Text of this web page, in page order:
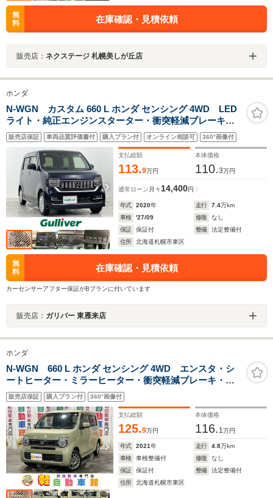
無
料
在庫確認・見積依頼
販売店： ネクステージ 札幌美しが丘店
ホンダ
N-WGN カスタム 660 L ホンダ センシング 4WD LED
ライト・純正エンジンスターター・衝突軽減ブレーキ・
レーンキーピングアシストシステム・前後誤発進抑制・
純正エンジンスターター・スペアキーx2・レーダークル
ーズコントロール・社外14インチAW
販売店保証 車両品質評価書付 購入プラン付 オンライン相談可 360°画像付
支払総額
113.9万円
本体価格
110.3万円
通常ローン 月々14,400円
年式 2020年 走行 7.4万km
車検
'27/09 修復
なし
保証
保証付 整備
法定整備付
住所
北海道札幌市東区
無
料
在庫確認・見積依頼
カーセンサーアフター保証がBプランに付いています
販売店： ガリバー 東雁来店
ホンダ
N-WGN 660 L ホンダ センシング 4WD エンスタ・シ
ートヒーター・ミラーヒーター・衝突軽減ブレーキ・誤
発進抑制装置・横滑り防止装置・社外アルミホイール・
ETC・プッシュスタート・禁煙車・サイドエアバック・
オートライト・電動格納ミラー・ABS
販売店保証 購入プラン付 360°画像付
支払総額
125.9万円
本体価格
116. 1万円
年式 2021年 走行 4.8万km
車検
車検整備付 修復
なし
保証
保証付 整備
法定整備付
住所
北海道札幌市東区